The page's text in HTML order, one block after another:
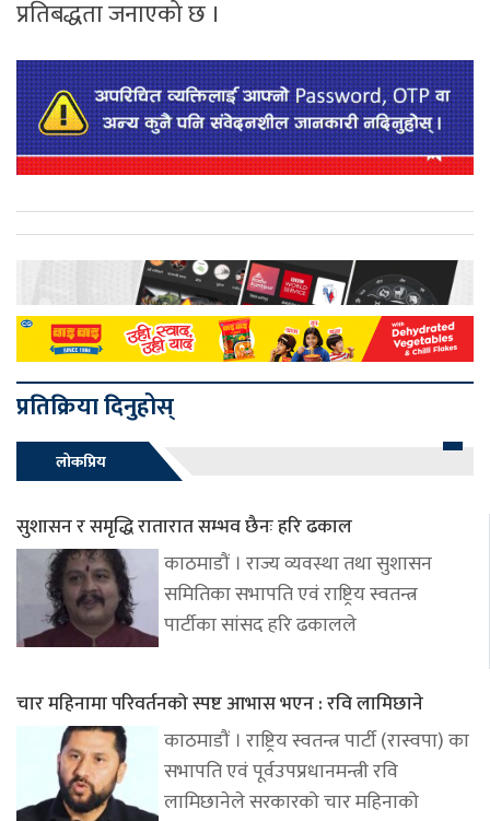
प्रतिबद्धता जनाएको छ ।
प्रतिक्रिया दिनुहोस्
लोकप्रिय
सुशासन र समृद्धि रातारात सम्भव छैनः हरि ढकाल
काठमाडौं । राज्य व्यवस्था तथा सुशासन
समितिका सभापति एवं राष्ट्रिय स्वतन्त्र
पार्टीका सांसद हरि ढकालले
चार महिनामा परिवर्तनको स्पष्ट आभास भएन : रवि लामिछाने
काठमाडौं । राष्ट्रिय स्वतन्त्र पार्टी (रास्वपा) का
सभापति एवं पूर्वउपप्रधानमन्त्री रवि
लामिछानेले सरकारको चार महिनाको